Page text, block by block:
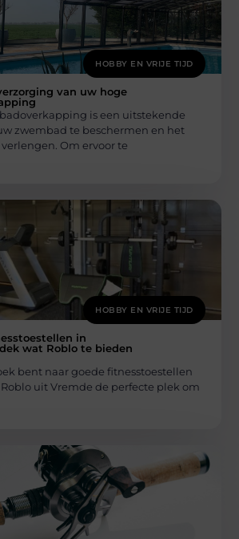
HOBBY EN VRIJE TIJD
van uw hoge
is een uitstekende
zwembad te beschermen en het
Om ervoor te
HOBBY EN VRIJE TIJD
in
wat Roblo te bieden
bent naar goede fitnesstoestellen
uit Vremde de perfecte plek om